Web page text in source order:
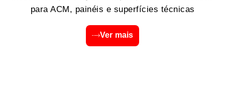
para ACM, painéis e superfícies técnicas
Ver mais